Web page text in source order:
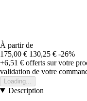
À partir de
175,00 € 130,25 € -26%
+6,51 € offerts sur votre
validation de votre
Loading...
Description